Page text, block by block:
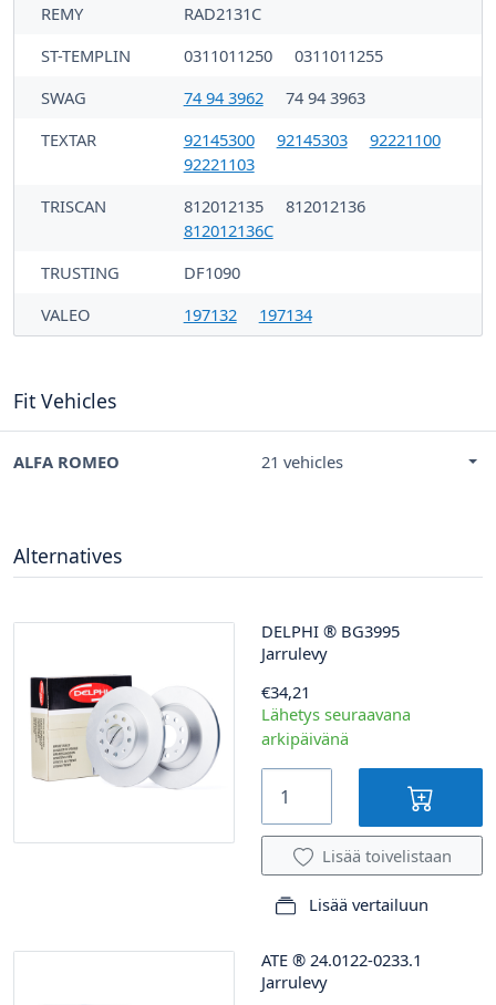
REMY
RAD2131C
ST-TEMPLIN
0311011250
0311011255
SWAG
74 94 3962
74 94 3963
TEXTAR
92145300 92145303
92221100
92221103
TRISCAN
812012135
812012136
812012136C
TRUSTING
DF1090
VALEO
197132 197134
Fit Vehicles
ALFA ROMEO 21 vehicles
Alternatives
DELPHI ® BG3995
Jarrulevy
€34,21
Lähetys seuraavana
arkipäivänä
Lisää toivelistaan
Lisää vertailuun
ATE ® 24.0122-0233.1
Jarrulevy